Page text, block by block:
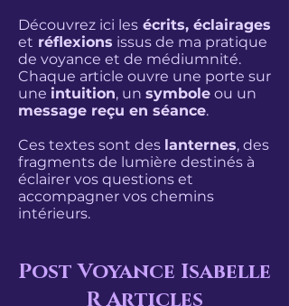
Découvrez ici les écrits, éclairages
et réflexions issus de ma pratique
de voyance et de médiumnité.
Chaque article ouvre une porte sur
une intuition, un symbole ou un
message reçu en séance.
Ces textes sont des lanternes, des
fragments de lumière destinés à
éclairer vos questions et
accompagner vos chemins
intérieurs.
Post Voyance Isabelle
R Articles